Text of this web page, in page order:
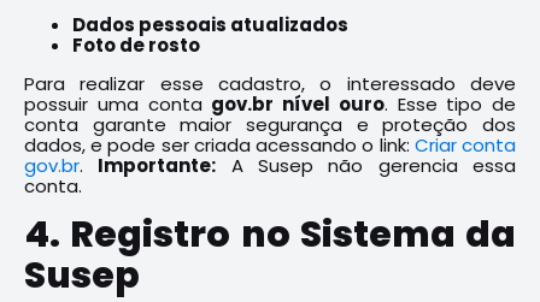
Dados pessoais atualizados
Foto de rosto
Para realizar esse cadastro, o interessado deve
possuir uma conta gov.br nível ouro. Esse tipo de
conta garante maior segurança e proteção dos
dados, e pode ser criada acessando o link: Criar conta
gov.br. Importante: A Susep não gerencia essa
conta.
4. Registro no Sistema da
Susep